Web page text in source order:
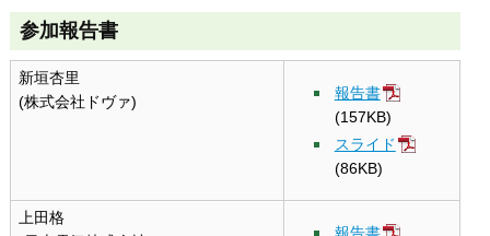
参加報告書
新垣杏里
(株式会社ドヴァ)
報告書
(157KB)
スライド
(86KB)
上田格